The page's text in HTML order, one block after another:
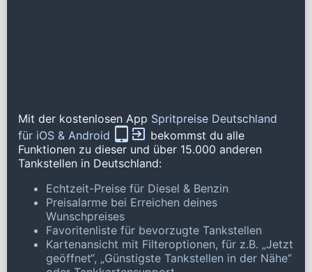
Mit der kostenlosen App Spritpreise Deutschland
für iOS & Android
bekommst du alle
Funktionen zu dieser und über 15.000 anderen
Tankstellen in Deutschland:
Echtzeit-Preise für Diesel & Benzin
Preisalarme bei Erreichen deines
Wunschpreises
Favoritenliste für bevorzugte Tankstellen
Kartenansicht mit Filteroptionen, für z.B. „Jetzt
geöffnet“, „Günstigste Tankstellen in der Nähe“